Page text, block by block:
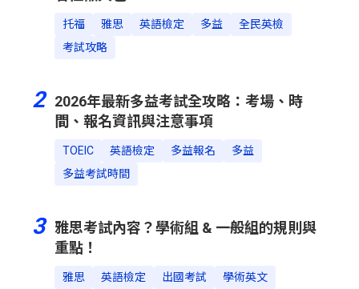
托福 雅思 英語檢定 多益
全民英檢
考試攻略
2
2026年最新多益考試全攻略：考場、時
間、報名資訊與注意事項
TOEIC 英語檢定 多益報名
多益
多益考試時間
3 雅思考試內容？學術組 & 一般組的規則與
重點！
雅思 英語檢定 出國考試 學術英文